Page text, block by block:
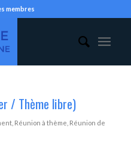
membres
/ Thème libre)
, Réunion à thème Réunion de